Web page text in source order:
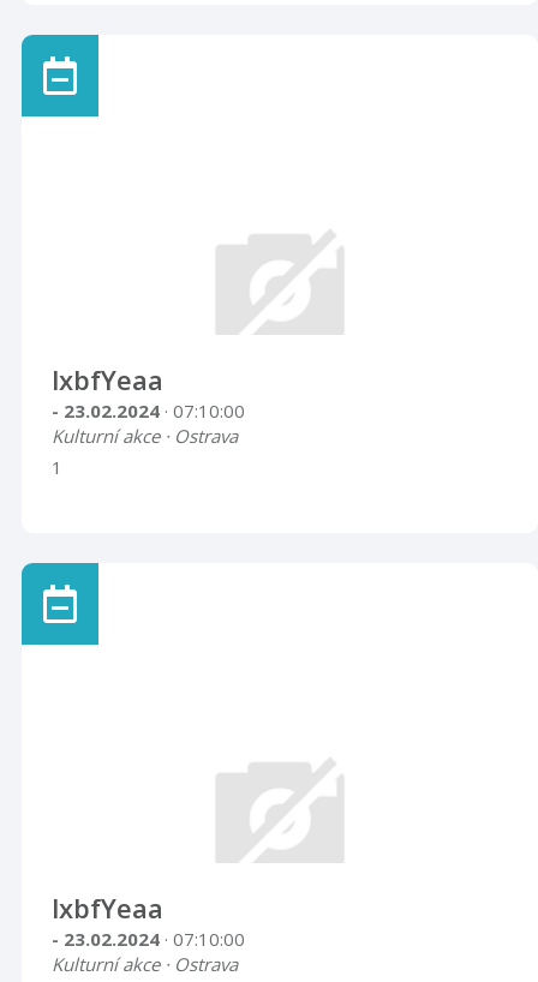
lxbfYeaa
- 23.02.2024 · 07:10:00
Kulturní akce · Ostrava
1
lxbfYeaa
- 23.02.2024 · 07:10:00
Kulturní akce · Ostrava